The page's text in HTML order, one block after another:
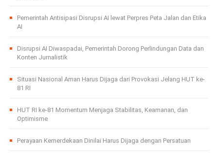
Pemerintah Antisipasi Disrupsi AI lewat Perpres Peta Jalan dan Etika
AI
Disrupsi AI Diwaspadai, Pemerintah Dorong Perlindungan Data dan
Konten Jurnalistik
Situasi Nasional Aman Harus Dijaga dari Provokasi Jelang HUT ke-
81 RI
HUT RI ke-81 Momentum Menjaga Stabilitas, Keamanan, dan
Optimisme
Perayaan Kemerdekaan Dinilai Harus Dijaga dengan Persatuan